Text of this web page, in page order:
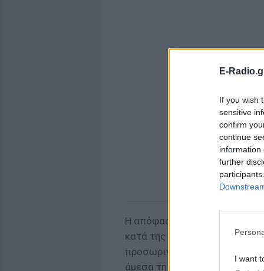
E-
If you wish
sensitive
confirm
continue
information
further
I want
Η απόφαση εκδόθηκε μετά
κατά της
και το
προσωρινά εκτελεστή.
άμεσα τη χρέωση χιλιάδων